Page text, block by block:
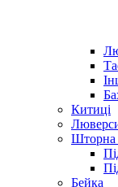
Китиці
Шторна
Бейка